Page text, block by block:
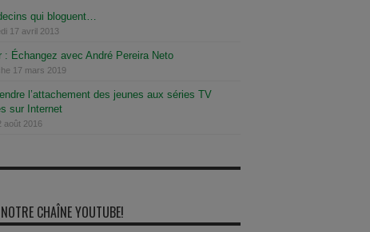
qui bloguent…
17 avril 2013
: Échangez avec André Pereira Neto
17 mars 2019
l’attachement des jeunes aux séries TV
sur Internet
août 2016
CHAÎNE YOUTUBE!